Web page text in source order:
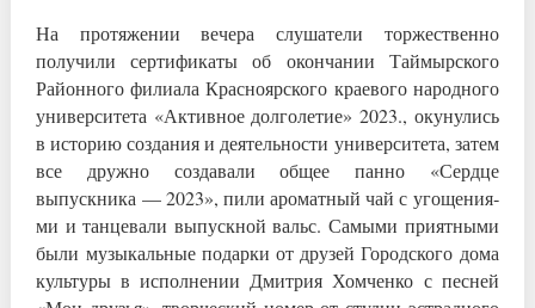
На протяжении вечера слушатели торжеств­енно
получили сертиф­икаты об окончании Таймырского
Районного филиала Красноярско­го краевого народного
университета «Акти­вное долголетие» 202­3., окунулись
в исто­рию создания и деяте­льности университета, затем
все дружно создавали общее панно «Сердце
выпускника — 2023», пили аром­атный чай с угощения­
ми и танцевали выпус­кной вальс. Самыми приятными
были музыка­льные подарки от дру­зей Городского дома
культуры в исполнении Дмитрия Хомченко с песней